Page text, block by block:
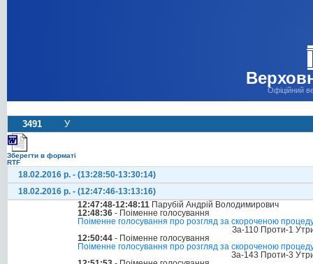
Офіційний
3491 У
Зберегти в форматі
RTF
18.02.2016 р. - (13:28:50-13:30:14)
18.02.2016 р. - (12:47:46-13:13:16)
12:47:48-12:48:11 Парубій Андрій Володимирович
12:48:36 - Поіменне голосування
Поіменне голосування про розгляд за скороченою
За-110 Проти-1
12:50:44 - Поіменне голосування
Поіменне голосування про розгляд за скороченою
За-143 Проти-3